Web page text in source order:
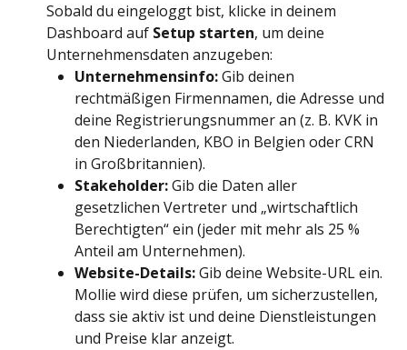
Sobald du eingeloggt bist, klicke in deinem
Dashboard auf Setup starten, um deine
Unternehmensdaten anzugeben:
Unternehmensinfo: Gib deinen
rechtmäßigen Firmennamen, die Adresse und
deine Registrierungsnummer an (z. B. KVK in
den Niederlanden, KBO in Belgien oder CRN
in Großbritannien).
Stakeholder: Gib die Daten aller
gesetzlichen Vertreter und „wirtschaftlich
Berechtigten“ ein (jeder mit mehr als 25 %
Anteil am Unternehmen).
Website-Details: Gib deine Website-URL ein.
Mollie wird diese prüfen, um sicherzustellen,
dass sie aktiv ist und deine Dienstleistungen
und Preise klar anzeigt.